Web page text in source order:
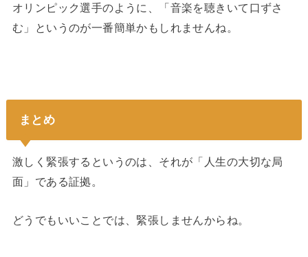
オリンピック選手のように、「音楽を聴きいて口ずさ
む」というのが一番簡単かもしれませんね。
まとめ
激しく緊張するというのは、それが「人生の大切な局
面」である証拠。
どうでもいいことでは、緊張しませんからね。